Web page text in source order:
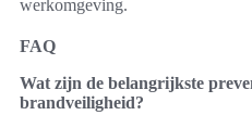
werkomgeving.
FAQ
Wat zijn de belangrijkste
brandveiligheid?